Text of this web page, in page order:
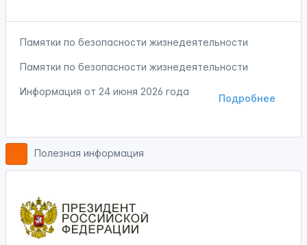
Памятки по безопасности жизнедеятельности
Памятки по безопасности жизнедеятельности
Подробнее
Информация от 24 июня 2026 года
Полезная информация